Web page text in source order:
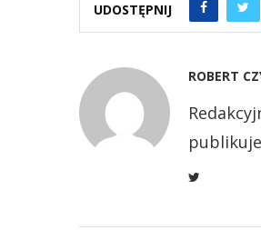
UDOSTĘPNIJ
ROBERT